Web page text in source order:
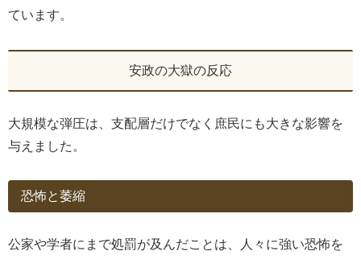
ています。
安政の大獄の反応
大規模な弾圧は、支配層だけでなく庶民にも大きな影響を
与えました。
恐怖と萎縮
公家や学者にまで処罰が及んだことは、人々に強い恐怖を